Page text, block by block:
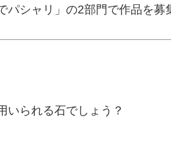
パシャリ」の2部門で作品を募
いられる石でしょう？